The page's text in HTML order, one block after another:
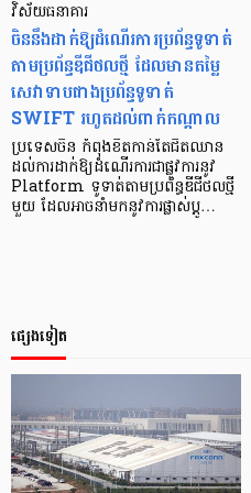
វិស័យធនាគារ
ចិននឹងដាក់ឱ្យដំណើរការប្រព័ន្ធទូទាត់
តាមប្រព័ន្ធឌីជីថលថ្មី ដែលមានតម្លៃ
សេវាទាបជាងប្រព័ន្ធទូទាត់
SWIFT រហូតដល់ពាក់កណ្តាល
ប្រទេសចិន កំពុងខិតកាន់តែជិតឈាន
ដល់ការដាក់ឱ្យដំណើរការជាផ្លូវការនូវ
Platform ទូទាត់តាមប្រព័ន្ធឌីជីថលថ្មី
មួយ ដែលអាចនាំមកនូវការផ្លាស់ប្តូ…
ផ្សេងទៀត